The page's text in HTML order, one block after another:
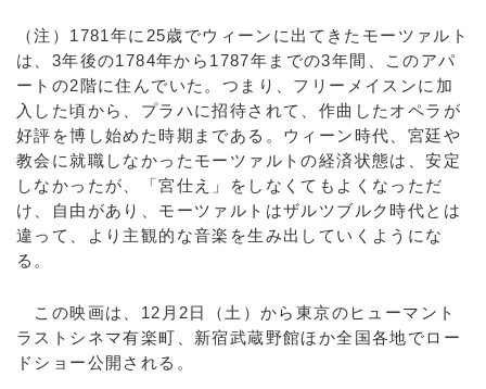
（注）1781年に25歳でウィーンに出てきたモーツァルト
は、3年後の1784年から1787年までの3年間、このアパ
ートの2階に住んでいた。つまり、フリーメイスンに加
入した頃から、プラハに招待されて、作曲したオペラが
好評を博し始めた時期まである。ウィーン時代、宮廷や
教会に就職しなかったモーツァルトの経済状態は、安定
しなかったが、「宮仕え」をしなくてもよくなっただ
け、自由があり、モーツァルトはザルツブルク時代とは
違って、より主観的な音楽を生み出していくようにな
る。
この映画は、12月2日（土）から東京のヒューマント
ラストシネマ有楽町、新宿武蔵野館ほか全国各地でロー
ドショー公開される。